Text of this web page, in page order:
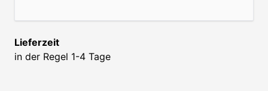
Lieferzeit
in der Regel 1-4 Tage